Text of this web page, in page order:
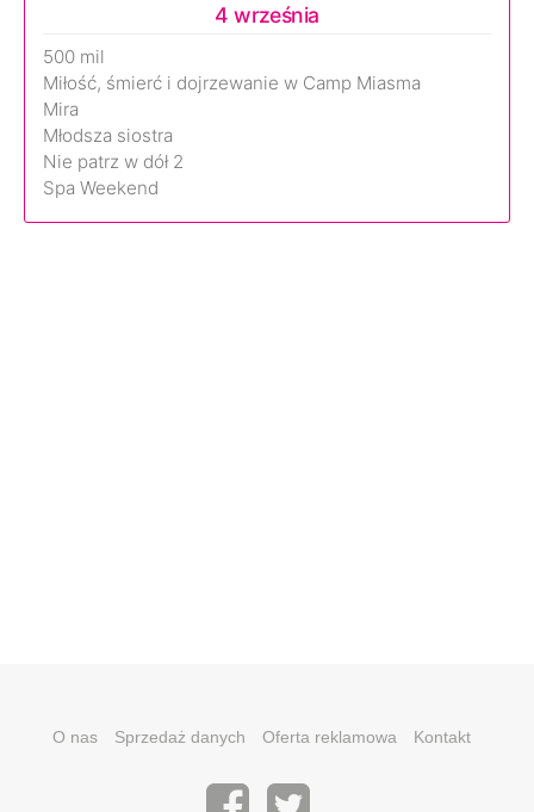
4 września
500 mil
Miłość, śmierć i dojrzewanie w Camp Miasma
Mira
Młodsza siostra
Nie patrz w dół 2
Spa Weekend
O nas Sprzedaż danych Oferta reklamowa Kontakt